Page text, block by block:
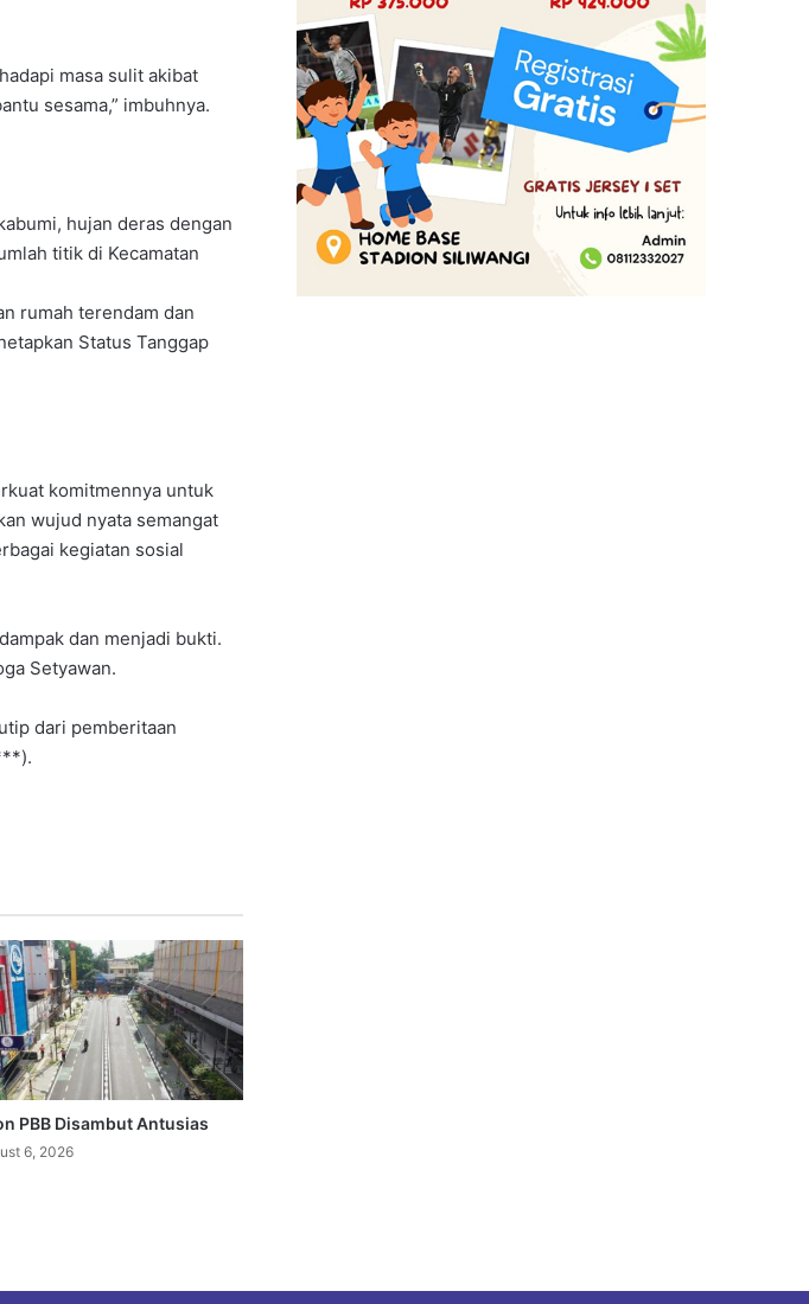
masa sulit akibat
sesama,” imbuhnya.
hujan deras dengan
titik di Kecamatan
rumah terendam dan
Status Tanggap
komitmennya untuk
wujud nyata semangat
kegiatan sosial
dan menjadi bukti.
Setyawan.
dari pemberitaan
PBB Disambut Antusias
6, 2026